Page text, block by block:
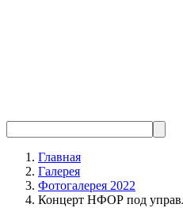
Главная
Галерея
Фотогалерея 2022
Концерт НФОР под